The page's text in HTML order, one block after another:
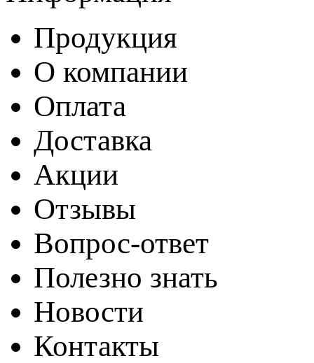
Продукция
О компании
Оплата
Доставка
Акции
Отзывы
Вопрос-ответ
Полезно знать
Новости
Контакты